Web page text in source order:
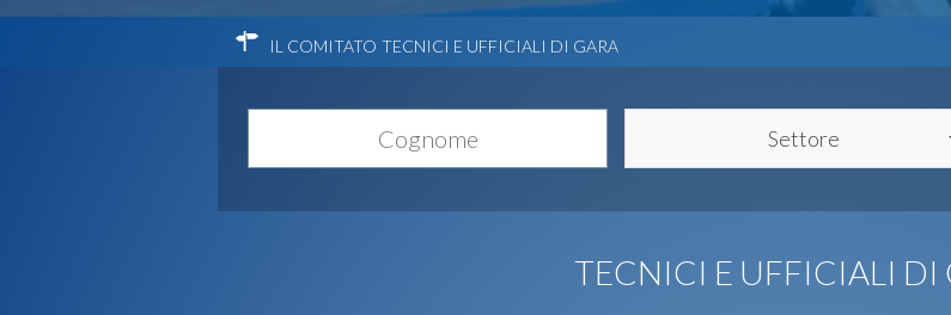
IL COMITATO TECNICI E UFFICIALI DI GARA
Settore
TECNICI E UFFICIALI DI